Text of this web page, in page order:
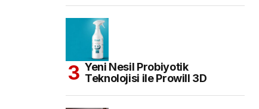
Yeni Nesil Probiyotik
Teknolojisi ile Prowill 3D